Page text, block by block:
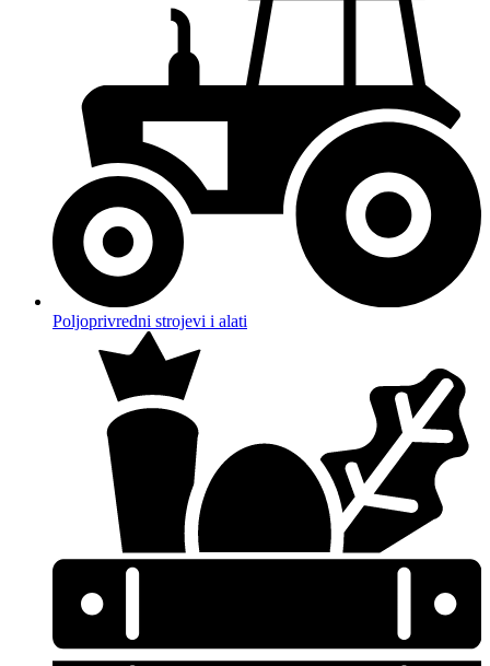
Poljoprivredni strojevi i alati